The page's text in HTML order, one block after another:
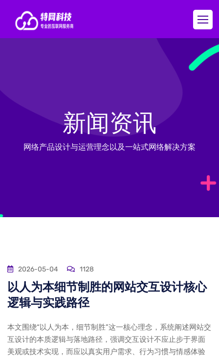
新闻资讯
网络产品设计与运营理念以及一站式网络解决方案
2026-05-04 1128
以人为本细节制胜的网站交互设计核心
逻辑与实践路径
本文围绕“以人为本，细节制胜”这一核心理念，系统阐述网站交
互设计的本质逻辑与落地路径，强调交互设计不应止步于界面
美观或技术实现，而应以真实用户需求、行为习惯与情感体验